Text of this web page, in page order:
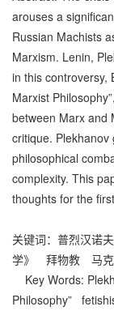
arouses a
Russian Machists
Marxism. Lenin,
in this controversy,
Marxist
between Marx and
critique.
philosophical
complexity. This
thoughts for the
关键词：普烈汉诺
学》 拜物教 马克
Key Words:
Philosophy”